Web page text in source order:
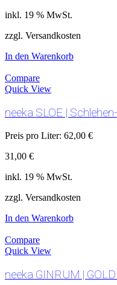
inkl. 19 % MwSt.
zzgl. Versandkosten
In den Warenkorb
Compare
Quick View
neeka SLOE |
Preis pro Liter: 62,00 €
31,00 €
inkl. 19 % MwSt.
zzgl. Versandkosten
In den Warenkorb
Compare
Quick View
neeka GINRUM |